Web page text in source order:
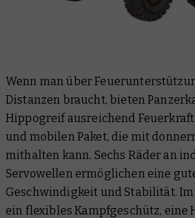
Wenn man über
Distanzen braucht, bieten
Hippogreif ausreichend
und mobilen Paket, die mit
mithalten kann. Sechs Räder an
Servowellen ermöglichen eine
Geschwindigkeit und Stabilität.
ein flexibles Kampfgeschütz, eine